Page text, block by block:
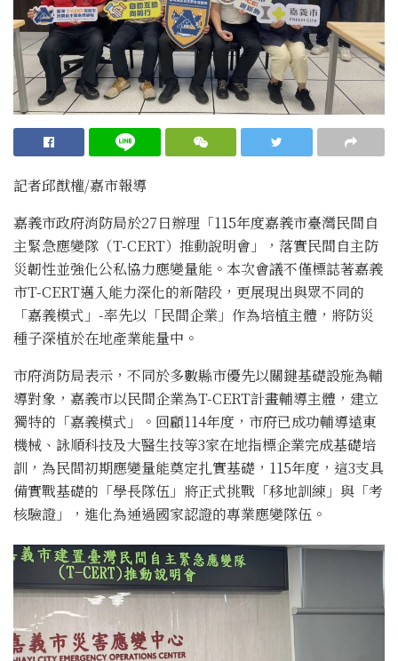
記者邱猷權/嘉市報導
嘉義市政府消防局於27日辦理「115年度嘉義市臺灣民間自
主緊急應變隊（T-CERT）推動說明會」，落實民間自主防
災韌性並強化公私協力應變量能。本次會議不僅標誌著嘉義
市T-CERT邁入能力深化的新階段，更展現出與眾不同的
「嘉義模式」-率先以「民間企業」作為培植主體，將防災
種子深植於在地產業能量中。
市府消防局表示，不同於多數縣市優先以關鍵基礎設施為輔
導對象，嘉義市以民間企業為T-CERT計畫輔導主體，建立
獨特的「嘉義模式」。回顧114年度，市府已成功輔導遠東
機械、詠順科技及大醫生技等3家在地指標企業完成基礎培
訓，為民間初期應變量能奠定扎實基礎，115年度，這3支具
備實戰基礎的「學長隊伍」將正式挑戰「移地訓練」與「考
核驗證」，進化為通過國家認證的專業應變隊伍。